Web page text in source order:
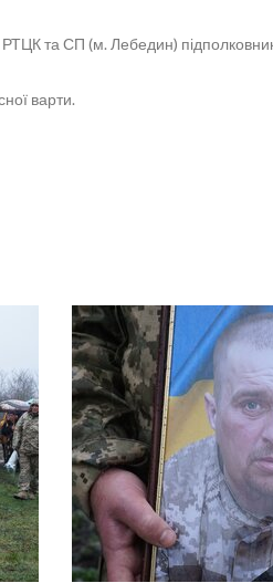
РТЦК та СП (м. Лебедин)
варти.